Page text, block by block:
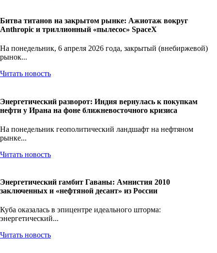
Битва титанов на закрытом рынке: Ажиотаж вокруг
Anthropic и триллионный «пылесос» SpaceX
На понедельник, 6 апреля 2026 года, закрытый (внебиржевой)
рынок...
Читать новость
Энергетический разворот: Индия вернулась к покупкам
нефти у Ирана на фоне ближневосточного кризиса
На понедельник геополитический ландшафт на нефтяном
рынке...
Читать новость
Энергетический гамбит Гаваны: Амнистия 2010
заключенных и «нефтяной десант» из России
Куба оказалась в эпицентре идеального шторма:
энергетический...
Читать новость